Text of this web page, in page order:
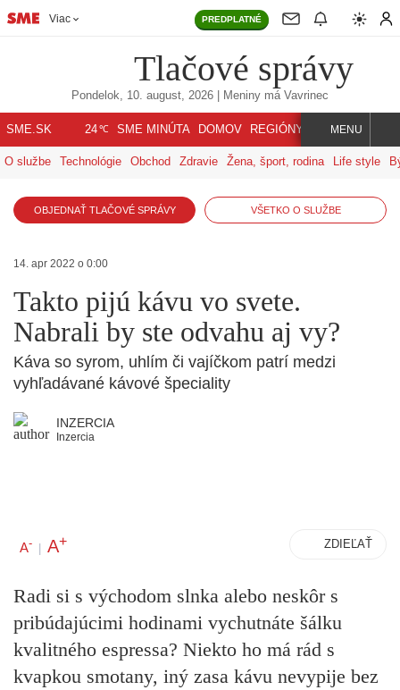
Viac PREDPLATNÉ
Tlačové správy
Pondelok, 10. august, 2026 | Meniny má Vavrinec
SME.SK 24℃ SME MINÚTA DOMOV REGIÓNY INDEX SVET
MENU
O službe Technológie Obchod Zdravie Žena, šport, rodina Life style
OBJEDNAŤ TLAČOVÉ SPRÁVY VŠETKO O SLUŽBE
14. apr 2022 o 0:00
Takto pijú kávu vo svete.
Nabrali by ste odvahu aj vy?
Káva so syrom, uhlím či vajíčkom patrí medzi
vyhľadávané kávové špeciality
INZERCIA
Inzercia
A- | A+ ZDIEĽAŤ
Radi si s východom slnka alebo neskôr s
pribúdajúcimi hodinami vychutnáte šálku
kvalitného espressa? Niekto ho má rád s
kvapkou smotany, iný zasa kávu nevypije bez